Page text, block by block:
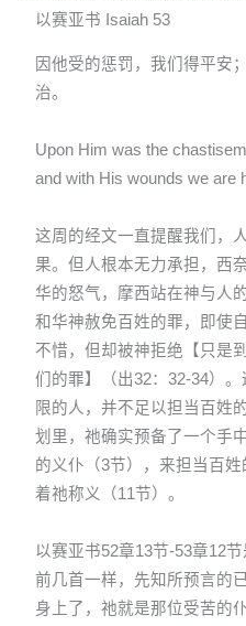
以赛亚书 Isaiah 53
因他受的惩罚，我们得平安
治。
Upon Him was the
and with His wounds we are
这周的经文一直提醒我们，
果。但人根本无力承担，西
华的怒气，摩西站在神与人
和华神赦免百姓的罪，即使
不惜，但却被神拒绝【只是
们的罪】（出32：32-34）
限的人，并不足以担当百姓
划里，祂确实预备了一个手
的义仆（3节），来担当百
着祂称义（11节）。
以赛亚书52章13节-53章12
前几首一样，先知所预言的
身上了，祂就是那位受苦的